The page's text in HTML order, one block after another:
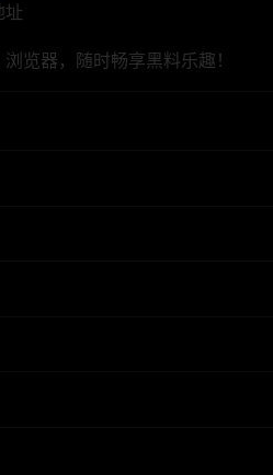
址
览器，随时畅享黑料乐趣！